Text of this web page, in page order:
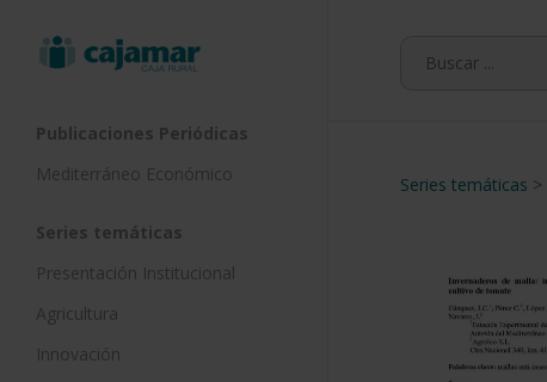
Publicaciones Periódicas
Mediterráneo Económico
Series temáticas
Presentación Institucional
Agricultura
Innovación
Series temáticas >